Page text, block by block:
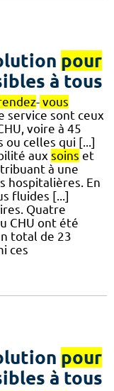
pour
à tous
- vous
service sont ceux
voire à 45
ou celles qui [...]
aux soins et
à une
hospitalières. En
fluides [...]
Quatre
CHU ont été
total de 23
ces
pour
à tous